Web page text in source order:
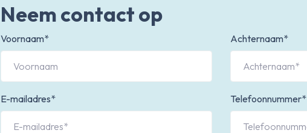
Neem contact op
Voornaam* Achternaam*
E-mailadres* Telefoonnummer*